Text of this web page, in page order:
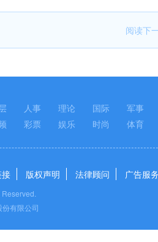
人事 理论 国际 军事
彩票 娱乐 时尚 体育
版权声明 法律顾问 广告服务
有限公司